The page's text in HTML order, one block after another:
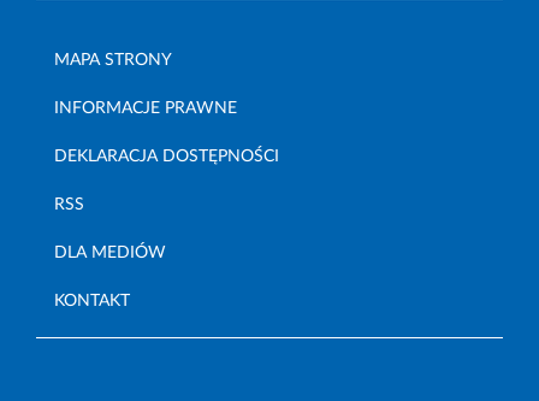
MAPA STRONY
INFORMACJE PRAWNE
DEKLARACJA DOSTĘPNOŚCI
RSS
DLA MEDIÓW
KONTAKT